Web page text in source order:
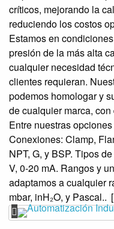
críticos, mejorando la
reduciendo los costos
Estamos en
presión de la más alta
cualquier necesidad
clientes requieran.
podemos homologar y
de cualquier marca,
Entre nuestras
Conexiones: Clamp,
NPT, G, y BSP. Tipos
V, 0-20 mA. Rangos y
adaptamos a cualquier
mbar, inH₂O, y Pascal..